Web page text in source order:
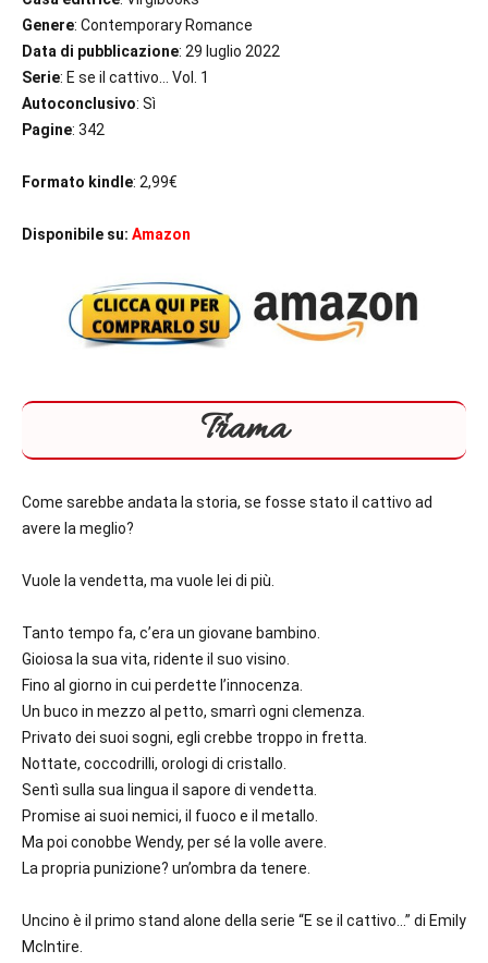
Genere: Contemporary Romance
Data di pubblicazione: 29 luglio 2022
Serie: E se il cattivo… Vol. 1
Autoconclusivo: Sì
Pagine: 342
Formato kindle: 2,99€
Disponibile su: Amazon
Trama
Come sarebbe andata la storia, se fosse stato il cattivo ad
avere la meglio?
Vuole la vendetta, ma vuole lei di più.
Tanto tempo fa, c’era un giovane bambino.
Gioiosa la sua vita, ridente il suo visino.
Fino al giorno in cui perdette l’innocenza.
Un buco in mezzo al petto, smarrì ogni clemenza.
Privato dei suoi sogni, egli crebbe troppo in fretta.
Nottate, coccodrilli, orologi di cristallo.
Sentì sulla sua lingua il sapore di vendetta.
Promise ai suoi nemici, il fuoco e il metallo.
Ma poi conobbe Wendy, per sé la volle avere.
La propria punizione? un’ombra da tenere.
Uncino è il primo stand alone della serie “E se il cattivo…” di Emily
McIntire.